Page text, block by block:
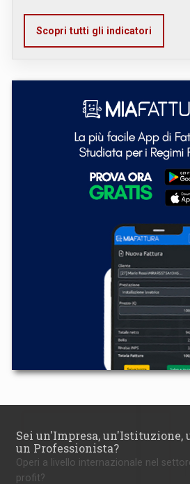
Scopri tutti gli indicatori
Sei un'Impresa, un'Istituzione,
un Professionista?
Operi a livello internazionale nel
profit?